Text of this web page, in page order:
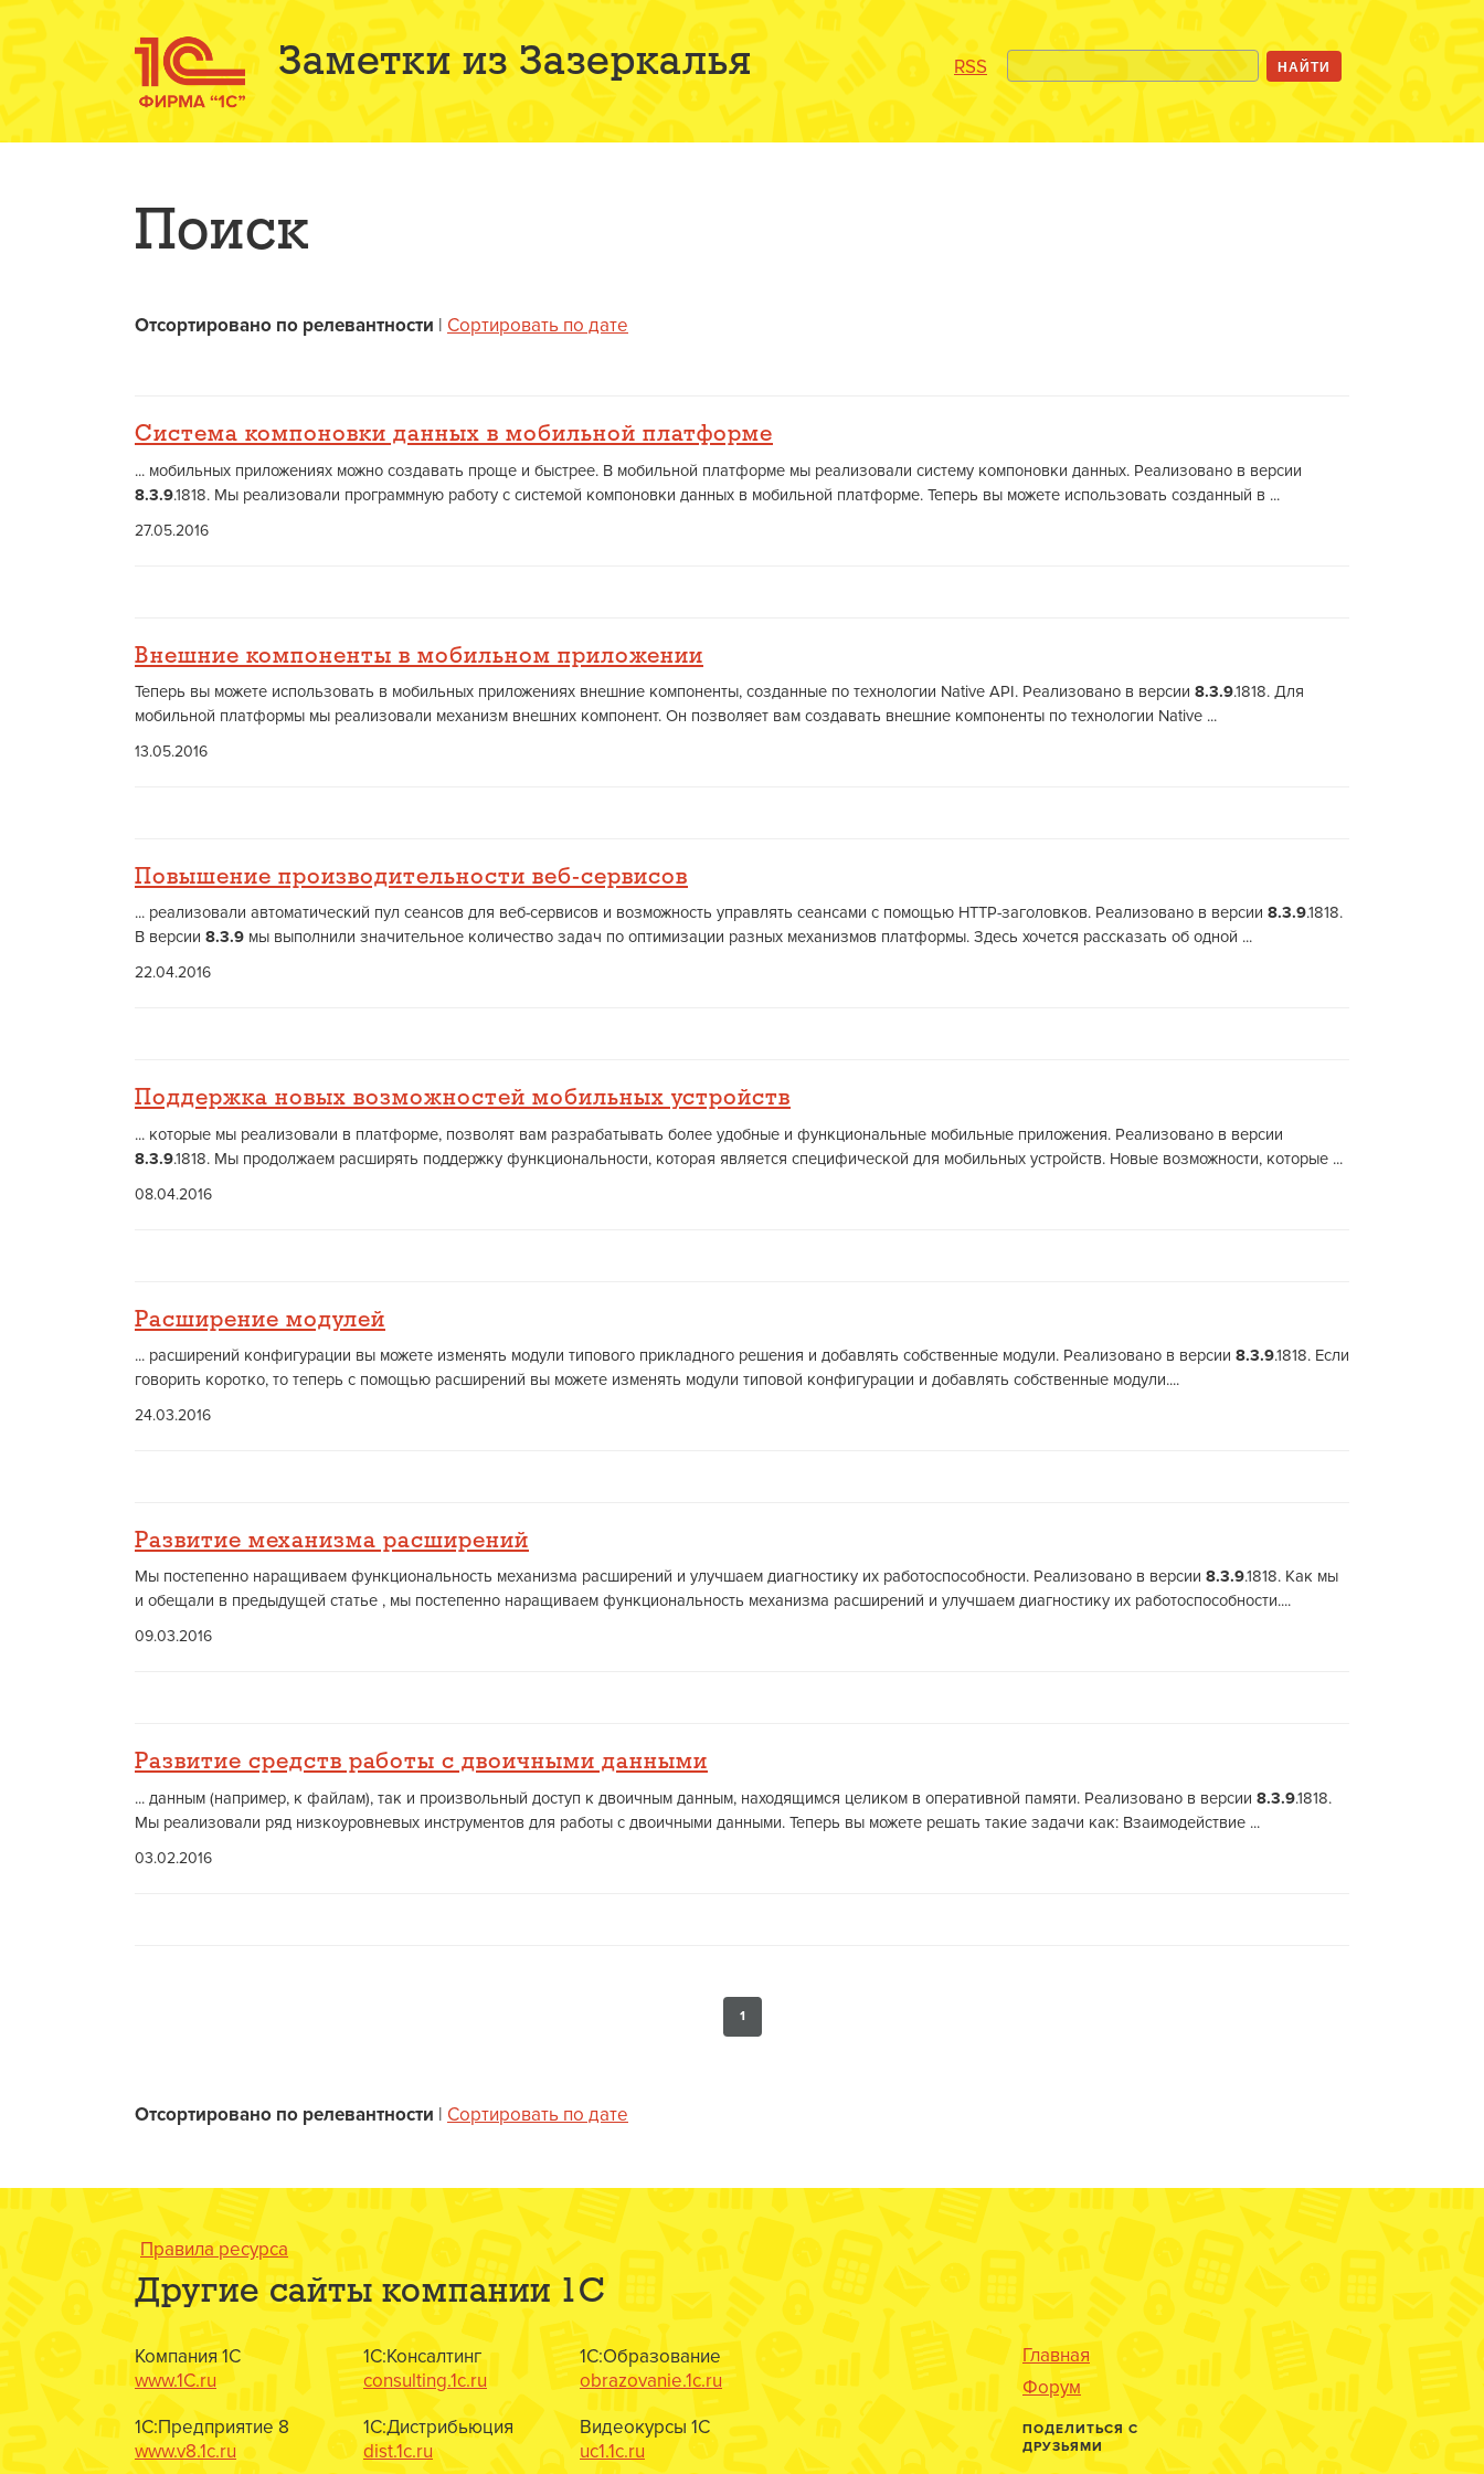
Заметки из Зазеркалья RSS
Поиск
Отсортировано по релевантности | Сортировать по дате
Система компоновки данных в мобильной платформе
... мобильных приложениях можно создавать проще и быстрее. В мобильной платформе мы реализовали систему компоновки данных. Реализовано в версии
8.3.9.1818. Мы реализовали программную работу с системой компоновки данных в мобильной платформе. Теперь вы можете использовать созданный в ...
27.05.2016
Внешние компоненты в мобильном приложении
Теперь вы можете использовать в мобильных приложениях внешние компоненты, созданные по технологии Native API. Реализовано в версии 8.3.9.1818. Для
мобильной платформы мы реализовали механизм внешних компонент. Он позволяет вам создавать внешние компоненты по технологии Native ...
13.05.2016
Повышение производительности веб-сервисов
... реализовали автоматический пул сеансов для веб-сервисов и возможность управлять сеансами с помощью HTTP-заголовков. Реализовано в версии 8.3.9.1818.
В версии 8.3.9 мы выполнили значительное количество задач по оптимизации разных механизмов платформы. Здесь хочется рассказать об одной ...
22.04.2016
Поддержка новых возможностей мобильных устройств
... которые мы реализовали в платформе, позволят вам разрабатывать более удобные и функциональные мобильные приложения. Реализовано в версии
8.3.9.1818. Мы продолжаем расширять поддержку функциональности, которая является специфической для мобильных устройств. Новые возможности, которые ...
08.04.2016
Расширение модулей
... расширений конфигурации вы можете изменять модули типового прикладного решения и добавлять собственные модули. Реализовано в версии 8.3.9.1818. Если
говорить коротко, то теперь с помощью расширений вы можете изменять модули типовой конфигурации и добавлять собственные модули....
24.03.2016
Развитие механизма расширений
Мы постепенно наращиваем функциональность механизма расширений и улучшаем диагностику их работоспособности. Реализовано в версии 8.3.9.1818. Как мы
и обещали в предыдущей статье , мы постепенно наращиваем функциональность механизма расширений и улучшаем диагностику их работоспособности....
09.03.2016
Развитие средств работы с двоичными данными
... данным (например, к файлам), так и произвольный доступ к двоичным данным, находящимся целиком в оперативной памяти. Реализовано в версии 8.3.9.1818.
Мы реализовали ряд низкоуровневых инструментов для работы с двоичными данными. Теперь вы можете решать такие задачи как: Взаимодействие ...
03.02.2016
1
Отсортировано по релевантности | Сортировать по дате
Правила ресурса
Другие сайты компании 1С
Компания 1С
www.1C.ru
1С:Предприятие 8
www.v8.1c.ru
1С:Консалтинг
consulting.1c.ru
1С:Дистрибьюция
dist.1c.ru
1С:Образование
obrazovanie.1c.ru
Видеокурсы 1С
uc1.1c.ru
Главная
Форум
ПОДЕЛИТЬСЯ С
ДРУЗЬЯМИ